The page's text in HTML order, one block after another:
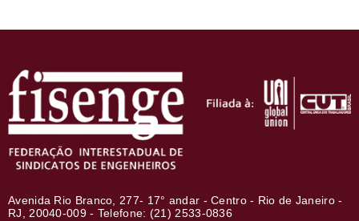
Avenida Rio Branco, 277- 17° andar - Centro - Rio de Janeiro -
RJ, 20040-009 - Telefone: (21) 2533-0836